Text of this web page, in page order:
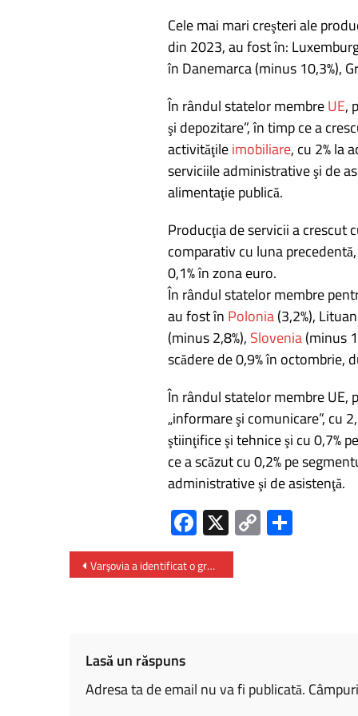
Cele mai mari creşteri ale
din 2023, au fost în:
în Danemarca (minus 10,3%),
În rândul statelor membreUE,
şi depozitare”, în timp ce a
activităţileimobiliare, cu 2% la
serviciile administrative şi de
alimentaţie publică.
Producţia de servicii a crescut
comparativ cu luna
0,1% în zona euro.
În rândul statelor membre
au fost în Polonia(3,2%),
(minus 2,8%), Slovenia(minus
scădere de 0,9% în octombrie,
În rândul statelor membre UE,
„informare şi comunicare”, cu
ştiinţifice şi tehnice şi cu 0,7%
ce a scăzut cu 0,2% pe
administrative şi de asistenţă.
Fa
ce
b
X C
o
P
Varşovia a identificat o grupare rusă însărcinată cu influenţarea alegerilor prezidenţiale din Polonia
Lasă un răspuns
Adresa ta de email nu va fi publicată.